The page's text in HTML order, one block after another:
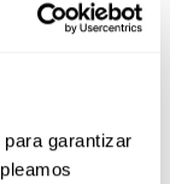
garantizar
del